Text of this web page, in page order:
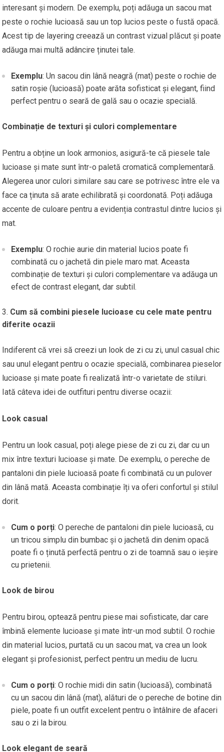
interesant și modern. De exemplu, poți adăuga un sacou mat
peste o rochie lucioasă sau un top lucios peste o fustă opacă.
Acest tip de layering creează un contrast vizual plăcut și poate
adăuga mai multă adâncire ținutei tale.
Exemplu: Un sacou din lână neagră (mat) peste o rochie de
satin roșie (lucioasă) poate arăta sofisticat și elegant, fiind
perfect pentru o seară de gală sau o ocazie specială.
Combinație de texturi și culori complementare
Pentru a obține un look armonios, asigură-te că piesele tale
lucioase și mate sunt într-o paletă cromatică complementară.
Alegerea unor culori similare sau care se potrivesc între ele va
face ca ținuta să arate echilibrată și coordonată. Poți adăuga
accente de culoare pentru a evidenția contrastul dintre lucios și
mat.
Exemplu: O rochie aurie din material lucios poate fi
combinată cu o jachetă din piele maro mat. Aceasta
combinație de texturi și culori complementare va adăuga un
efect de contrast elegant, dar subtil.
Cum să combini piesele lucioase cu cele mate pentru
diferite ocazii
Indiferent că vrei să creezi un look de zi cu zi, unul casual chic
sau unul elegant pentru o ocazie specială, combinarea pieselor
lucioase și mate poate fi realizată într-o varietate de stiluri.
Iată câteva idei de outfituri pentru diverse ocazii:
Look casual
Pentru un look casual, poți alege piese de zi cu zi, dar cu un
mix între texturi lucioase și mate. De exemplu, o pereche de
pantaloni din piele lucioasă poate fi combinată cu un pulover
din lână mată. Aceasta combinație îți va oferi confortul și stilul
dorit.
Cum o porți: O pereche de pantaloni din piele lucioasă, cu
un tricou simplu din bumbac și o jachetă din denim opacă
poate fi o ținută perfectă pentru o zi de toamnă sau o ieșire
cu prietenii.
Look de birou
Pentru birou, optează pentru piese mai sofisticate, dar care
îmbină elemente lucioase și mate într-un mod subtil. O rochie
din material lucios, purtată cu un sacou mat, va crea un look
elegant și profesionist, perfect pentru un mediu de lucru.
Cum o porți: O rochie midi din satin (lucioasă), combinată
cu un sacou din lână (mat), alături de o pereche de botine din
piele, poate fi un outfit excelent pentru o întâlnire de afaceri
sau o zi la birou.
Look elegant de seară